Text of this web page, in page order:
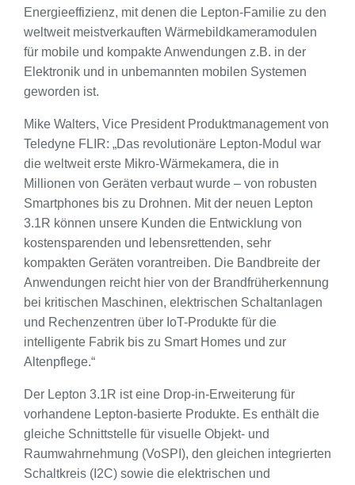
Energieeffizienz, mit denen die Lepton-Familie zu den
weltweit meistverkauften Wärmebildkameramodulen
für mobile und kompakte Anwendungen z.B. in der
Elektronik und in unbemannten mobilen Systemen
geworden ist.
Mike Walters, Vice President Produktmanagement von
Teledyne FLIR: „Das revolutionäre Lepton-Modul war
die weltweit erste Mikro-Wärmekamera, die in
Millionen von Geräten verbaut wurde – von robusten
Smartphones bis zu Drohnen. Mit der neuen Lepton
3.1R können unsere Kunden die Entwicklung von
kostensparenden und lebensrettenden, sehr
kompakten Geräten vorantreiben. Die Bandbreite der
Anwendungen reicht hier von der Brandfrüherkennung
bei kritischen Maschinen, elektrischen Schaltanlagen
und Rechenzentren über IoT-Produkte für die
intelligente Fabrik bis zu Smart Homes und zur
Altenpflege.“
Der Lepton 3.1R ist eine Drop-in-Erweiterung für
vorhandene Lepton-basierte Produkte. Es enthält die
gleiche Schnittstelle für visuelle Objekt- und
Raumwahrnehmung (VoSPI), den gleichen integrierten
Schaltkreis (I2C) sowie die elektrischen und